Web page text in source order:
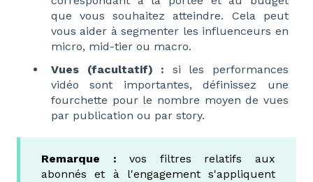
que vous souhaitez atteindre. Cela peut
vous aider à segmenter les influenceurs en
micro, mid-tier ou macro.
Vues (facultatif) : si les performances
vidéo sont importantes, définissez une
fourchette pour le nombre moyen de vues
par publication ou par story.
Remarque : vos filtres relatifs aux
abonnés et à l'engagement s'appliquent